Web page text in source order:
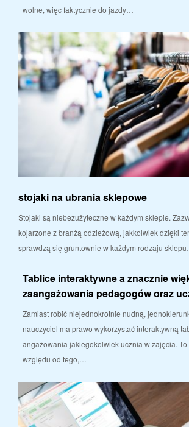
wolne, więc faktycznie do jazdy…
stojaki na ubrania sklepowe
Stojaki są niebezużyteczne w każdym sklepie.
kojarzone z branżą odzieżową, jakkolwiek dzięki
sprawdzą się gruntownie w każdym rodzaju
Tablice interaktywne a znacznie
zaangażowania pedagogów oraz
Zamiast robić niejednokrotnie nudną,
nauczyciel ma prawo wykorzystać interaktywną
angażowania jakiegokolwiek ucznia w zajęcia.
względu od tego,…